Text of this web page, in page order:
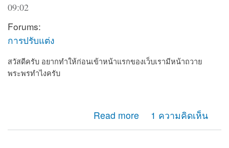
09:02
Forums:
การปรับแต่ง
สวัสดีครับ อยากทำให้ก่อนเข้าหน้าแรกของเว็บเรามีหน้าถวาย
พระพรทำไงครับ
Read more
about อยากทำให้ก่อนเข้าเว็บเรามีหน้าถวายพระพร
1 ความคิดเห็น